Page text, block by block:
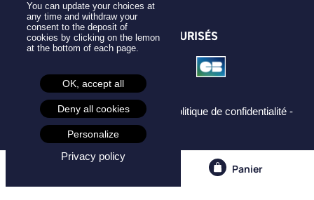
Panier
PAIEMENTS SÉCURISÉS
Mentions légales -CGU - CGV -
Politique de confidentialité -
Cookies -
You can update your choices at
any time and withdraw your
consent to the deposit of
cookies by clicking on the lemon
at the bottom of each page.
OK, accept all
Deny all cookies
Personalize
Privacy policy